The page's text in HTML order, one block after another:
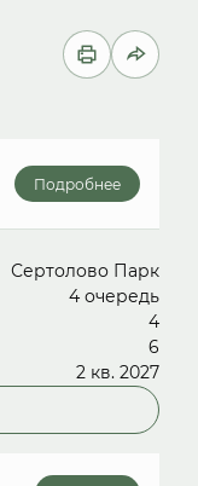
Подробнее
Сертолово Парк
4 очередь
4
6
2 кв. 2027